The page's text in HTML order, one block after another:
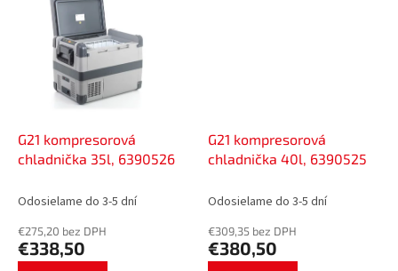
G21 kompresorová
chladnička 35l, 6390526
Odosielame do 3-5 dní
€275,20 bez DPH
€338,50
G21 kompresorová
chladnička 40l, 6390525
Odosielame do 3-5 dní
€309,35 bez DPH
€380,50